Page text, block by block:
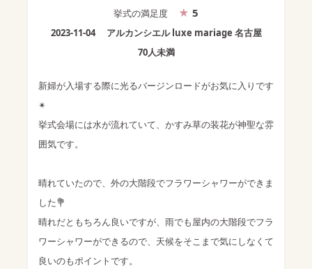
挙式の満足度 5
2023-11-04
アルカンシエル luxe mariage 名古屋
70人未満
新婦が入場する際に光るバージンロードがお気に入りです
✴︎
挙式会場には水が流れていて、かすみ草の装花が神聖な雰
囲気です。
晴れていたので、外の大階段でフラワーシャワーができま
した💐
晴れだともちろん良いですが、雨でも屋内の大階段でフラ
ワーシャワーができるので、天候をそこまで気にしなくて
良いのもポイントです。